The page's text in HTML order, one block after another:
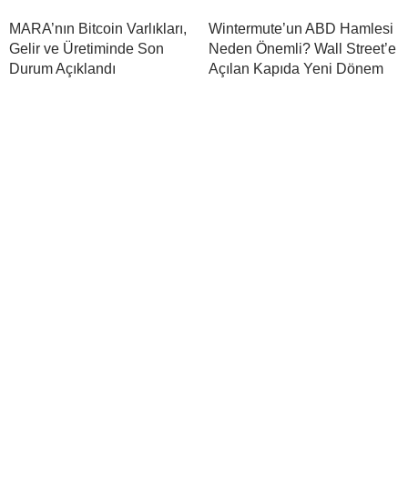
MARA’nın Bitcoin Varlıkları,
Gelir ve Üretiminde Son
Durum Açıklandı
Wintermute’un ABD Hamlesi
Neden Önemli? Wall Street’e
Açılan Kapıda Yeni Dönem